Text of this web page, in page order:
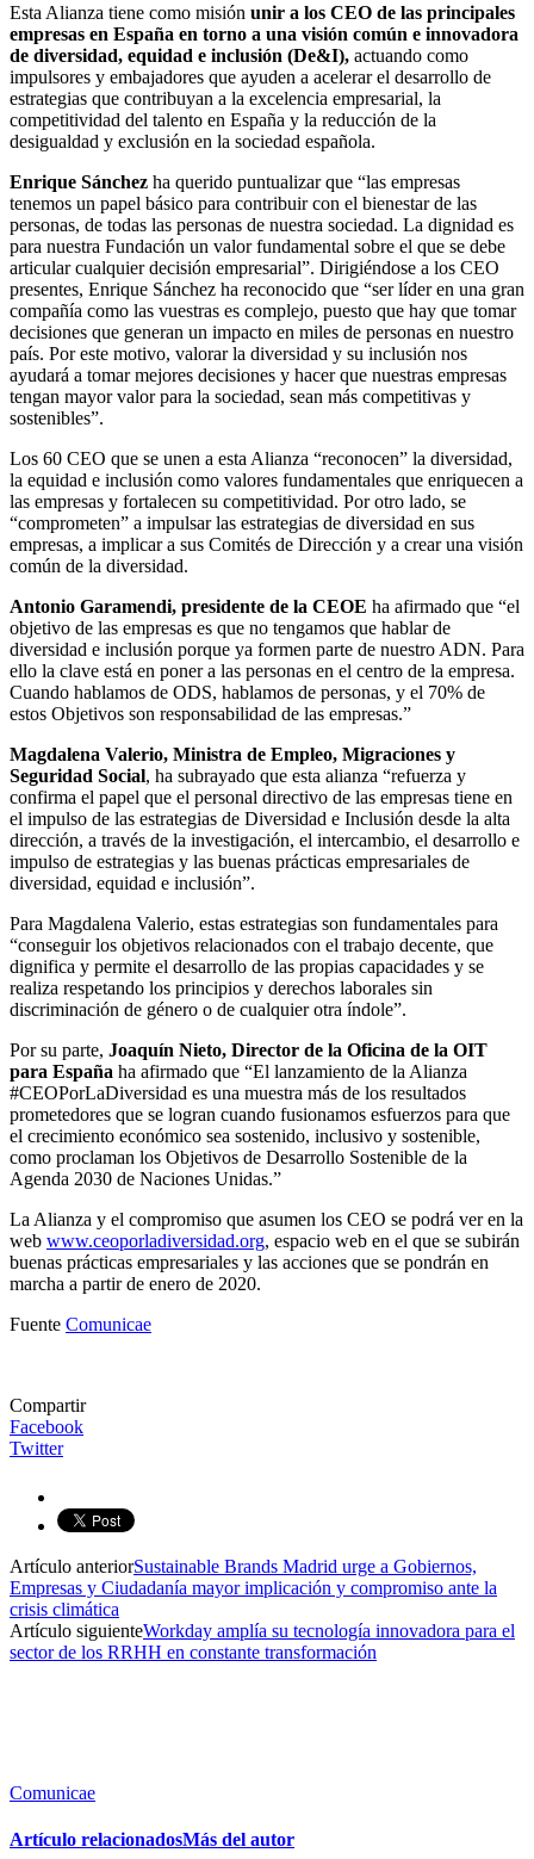
Esta Alianza tiene como misión unir a los CEO de las principales
empresas en España en torno a una visión común e innovadora
de diversidad, equidad e inclusión (De&I), actuando como
impulsores y embajadores que ayuden a acelerar el desarrollo de
estrategias que contribuyan a la excelencia empresarial, la
competitividad del talento en España y la reducción de la
desigualdad y exclusión en la sociedad española.
Enrique Sánchez ha querido puntualizar que “las empresas
tenemos un papel básico para contribuir con el bienestar de las
personas, de todas las personas de nuestra sociedad. La dignidad es
para nuestra Fundación un valor fundamental sobre el que se debe
articular cualquier decisión empresarial”. Dirigiéndose a los CEO
presentes, Enrique Sánchez ha reconocido que “ser líder en una gran
compañía como las vuestras es complejo, puesto que hay que tomar
decisiones que generan un impacto en miles de personas en nuestro
país. Por este motivo, valorar la diversidad y su inclusión nos
ayudará a tomar mejores decisiones y hacer que nuestras empresas
tengan mayor valor para la sociedad, sean más competitivas y
sostenibles”.
Los 60 CEO que se unen a esta Alianza “reconocen” la diversidad,
la equidad e inclusión como valores fundamentales que enriquecen a
las empresas y fortalecen su competitividad. Por otro lado, se
“comprometen” a impulsar las estrategias de diversidad en sus
empresas, a implicar a sus Comités de Dirección y a crear una visión
común de la diversidad.
Antonio Garamendi, presidente de la CEOE ha afirmado que “el
objetivo de las empresas es que no tengamos que hablar de
diversidad e inclusión porque ya formen parte de nuestro ADN. Para
ello la clave está en poner a las personas en el centro de la empresa.
Cuando hablamos de ODS, hablamos de personas, y el 70% de
estos Objetivos son responsabilidad de las empresas.”
Magdalena Valerio, Ministra de Empleo, Migraciones y
Seguridad Social, ha subrayado que esta alianza “refuerza y
confirma el papel que el personal directivo de las empresas tiene en
el impulso de las estrategias de Diversidad e Inclusión desde la alta
dirección, a través de la investigación, el intercambio, el desarrollo e
impulso de estrategias y las buenas prácticas empresariales de
diversidad, equidad e inclusión”.
Para Magdalena Valerio, estas estrategias son fundamentales para
“conseguir los objetivos relacionados con el trabajo decente, que
dignifica y permite el desarrollo de las propias capacidades y se
realiza respetando los principios y derechos laborales sin
discriminación de género o de cualquier otra índole”.
Por su parte, Joaquín Nieto, Director de la Oficina de la OIT
para España ha afirmado que “El lanzamiento de la Alianza
#CEOPorLaDiversidad es una muestra más de los resultados
prometedores que se logran cuando fusionamos esfuerzos para que
el crecimiento económico sea sostenido, inclusivo y sostenible,
como proclaman los Objetivos de Desarrollo Sostenible de la
Agenda 2030 de Naciones Unidas.”
La Alianza y el compromiso que asumen los CEO se podrá ver en la
web www.ceoporladiversidad.org, espacio web en el que se subirán
buenas prácticas empresariales y las acciones que se pondrán en
marcha a partir de enero de 2020.
Fuente Comunicae
Compartir
Facebook
Twitter
Artículo anteriorSustainable Brands Madrid urge a Gobiernos,
Empresas y Ciudadanía mayor implicación y compromiso ante la
crisis climática
Artículo siguienteWorkday amplía su tecnología innovadora para el
sector de los RRHH en constante transformación
Comunicae
Artículo relacionadosMás del autor